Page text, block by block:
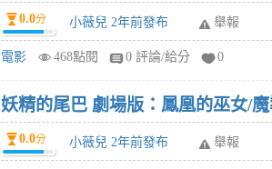
0.0分 小薇兒 2年前發布 舉報
電影 468點閱 0 評論/給分 0
妖精的尾巴 劇場版：鳳凰的巫女/
0.0分 小薇兒 2年前發布 舉報